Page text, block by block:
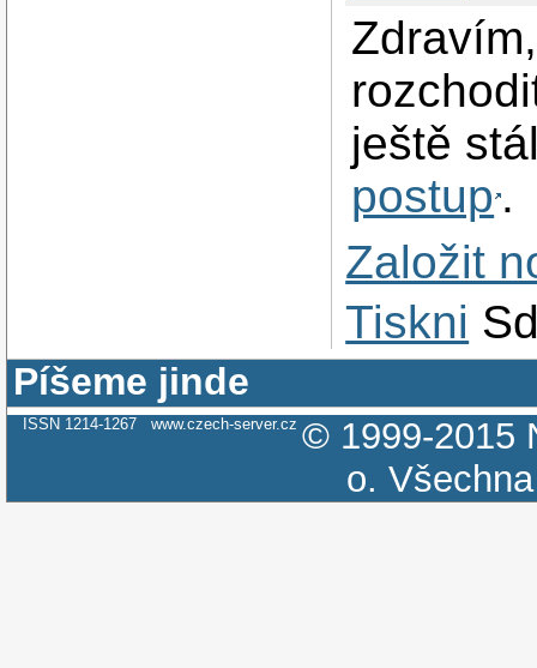
ještě
postup .
Založit
Tiskni
Píšeme jinde
ISSN 1214-1267 www.czech-server.cz © 1999-2015
o.